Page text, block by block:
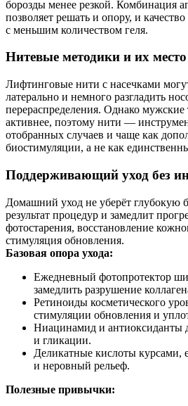
борозды менее резкой. Комбинация
позволяет решать и опору, и
с меньшим количеством геля.
Нитевые методики и их место
Лифтинговые нити с насечками
латерально и немного разгладить
перераспределения. Однако
активнее, поэтому нити —
отобранных случаев и чаще как
биостимуляции, а не как
Поддерживающий уход без
Домашний уход не уберёт глубокую
результат процедур и замедлит
фотостарения, восстановление
стимуляция обновления.
Базовая опора ухода:
Ежедневный фотопротектор
замедлить разрушение
Ретиноиды косметического
стимуляции обновления и
Ниацинамид и антиоксиданты
и гликации.
Деликатные кислоты курсами,
и неровный рельеф.
Полезные привычки: